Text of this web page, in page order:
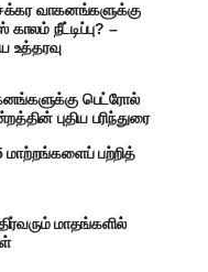
வாகனங்களுக்கு
நீட்டிப்பு? –
உத்தரவு
பெட்ரோல்
புதிய பரிந்துரை
மாற்றங்களைப் பற்றித்
மாதங்களில்